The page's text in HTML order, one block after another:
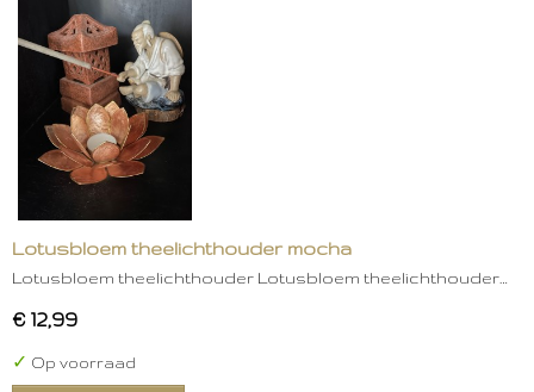
Lotusbloem theelichthouder mocha
Lotusbloem theelichthouder Lotusbloem theelichthouder…
€ 12,99
✓ Op voorraad